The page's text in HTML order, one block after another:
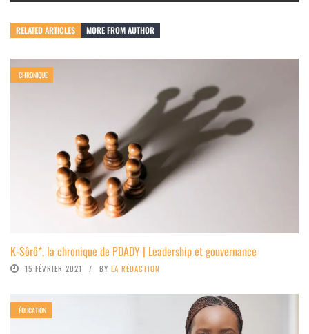
RELATED ARTICLES MORE FROM AUTHOR
CHRONIQUE
K-Sôrô*, la chronique de PDADY | Leadership et gouvernance
15 FÉVRIER 2021 BY LA RÉDACTION
ÉDUCATION